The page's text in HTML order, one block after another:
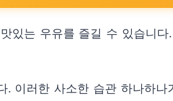
있는 우유를 즐길 수 있습니다
이러한 사소한 습관 하나하나